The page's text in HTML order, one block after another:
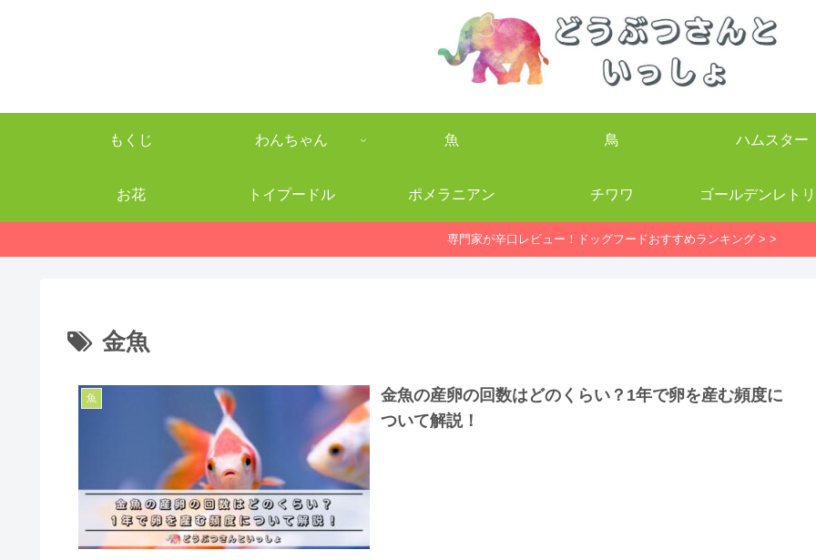
もくじ わんちゃん 魚 鳥 ハムスター
お花 トイプードル ポメラニアン チワワ ゴールデンレト
専門家が辛口レビュー！ドッグフードおすすめランキング > >
金魚
魚
金魚の産卵の回数はどのくらい？1年で卵を産む頻度に
ついて解説！